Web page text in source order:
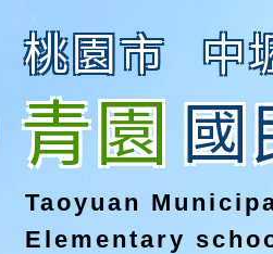
桃園市 中
青園國
Taoyuan
Elementary